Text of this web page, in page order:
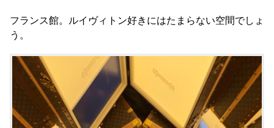
フランス館。ルイヴィトン好きにはたまらない空間でしょ
う。